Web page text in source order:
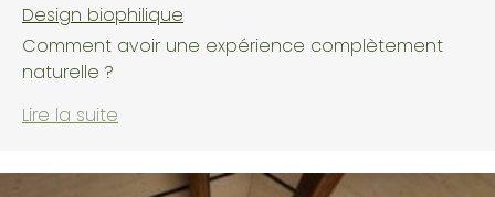
Design biophilique
Comment avoir une expérience complètement
naturelle ?
Lire la suite